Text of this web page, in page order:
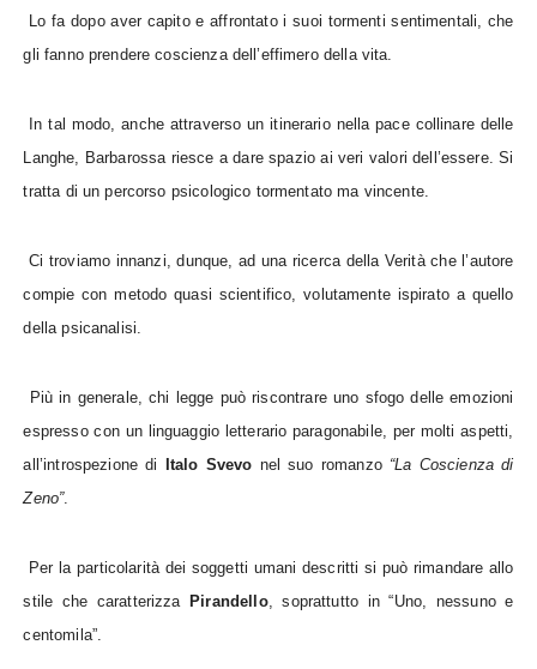
Lo fa dopo aver capito e affrontato i suoi tormenti sentimentali, che
gli fanno prendere coscienza dell’effimero della vita.
In tal modo, anche attraverso un itinerario nella pace collinare delle
Langhe, Barbarossa riesce a dare spazio ai veri valori dell’essere. Si
tratta di un percorso psicologico tormentato ma vincente.
Ci troviamo innanzi, dunque, ad una ricerca della Verità che l’autore
compie con metodo quasi scientifico, volutamente ispirato a quello
della psicanalisi.
Più in generale, chi legge può riscontrare uno sfogo delle emozioni
espresso con un linguaggio letterario paragonabile, per molti aspetti,
all’introspezione di
Italo Svevo nel suo romanzo “La Coscienza di
Zeno”.
Per la particolarità dei soggetti umani descritti si può rimandare allo
stile che caratterizza
Pirandello, soprattutto in “Uno, nessuno e
centomila”.